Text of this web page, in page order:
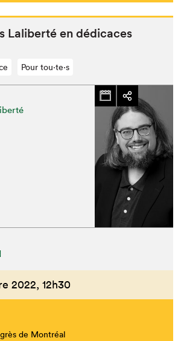
Lal­ib­erté en dédicaces
Pour tou⋅te⋅s
2022, 12h30
de Montréal